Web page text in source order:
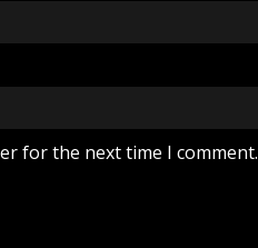
for the next time I comment.